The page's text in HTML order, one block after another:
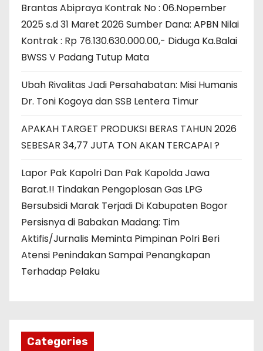
Brantas Abipraya Kontrak No : 06.Nopember
2025 s.d 31 Maret 2026 Sumber Dana: APBN Nilai
Kontrak : Rp 76.130.630.000.00,- Diduga Ka.Balai
BWSS V Padang Tutup Mata
Ubah Rivalitas Jadi Persahabatan: Misi Humanis
Dr. Toni Kogoya dan SSB Lentera Timur
APAKAH TARGET PRODUKSI BERAS TAHUN 2026
SEBESAR 34,77 JUTA TON AKAN TERCAPAI ?
Lapor Pak Kapolri Dan Pak Kapolda Jawa
Barat.!! Tindakan Pengoplosan Gas LPG
Bersubsidi Marak Terjadi Di Kabupaten Bogor
Persisnya di Babakan Madang: Tim
Aktifis/Jurnalis Meminta Pimpinan Polri Beri
Atensi Penindakan Sampai Penangkapan
Terhadap Pelaku
Categories